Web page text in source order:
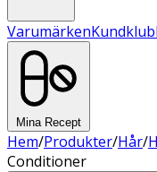
Varumärken
Mina Recept
Hem/Produkter/Hår/
Conditioner